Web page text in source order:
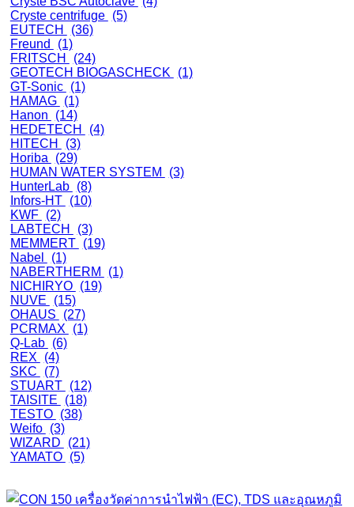
Cryste centrifuge (5)
EUTECH
(36)
Freund
(1)
FRITSCH
(24)
GEOTECH BIOGASCHECK
(1)
GT-Sonic (1)
HAMAG (1)
Hanon
(14)
HEDETECH
(4)
HITECH
(3)
Horiba
(29)
HUMAN WATER SYSTEM
(3)
HunterLab (8)
Infors-HT (10)
KWF (2)
LABTECH
(3)
MEMMERT (19)
Nabel
(1)
NABERTHERM
(1)
NICHIRYO (19)
NUVE
(15)
OHAUS
(27)
PCRMAX
(1)
Q-Lab (6)
REX
(4)
SKC
(7)
STUART (12)
TAISITE
(18)
TESTO (38)
Weifo (3)
WIZARD
(21)
YAMATO (5)